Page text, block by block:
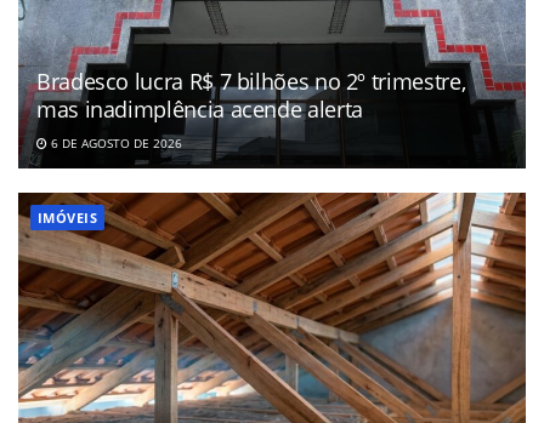
Bradesco lucra R$ 7 bilhões no 2º trimestre,
mas inadimplência acende alerta
6 DE AGOSTO DE 2026
IMÓVEIS